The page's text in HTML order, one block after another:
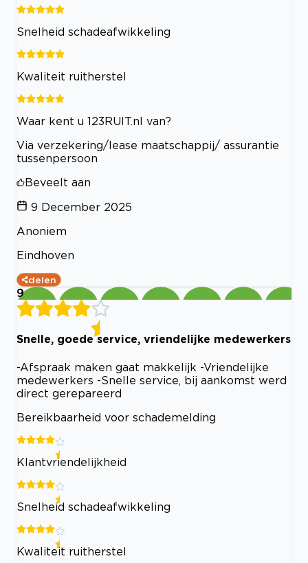
Snelheid schadeafwikkeling
Kwaliteit ruitherstel
Waar kent u 123RUIT.nl van?
Via verzekering/lease maatschappij/ assurantie
tussenpersoon
Beveelt aan
9 December 2025
Anoniem
Eindhoven
delen
9
Snelle, goede service, vriendelijke medewerkers
-Afspraak maken gaat makkelijk -Vriendelijke
medewerkers -Snelle service, bij aankomst werd
direct gerepareerd
Bereikbaarheid voor schademelding
Klantvriendelijkheid
Snelheid schadeafwikkeling
Kwaliteit ruitherstel